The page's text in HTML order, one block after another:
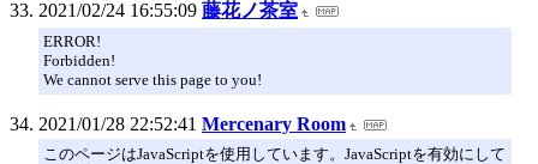
2021/02/24 16:55:09 藤花ノ茶室
ERROR!
Forbidden!
We cannot serve this page to you!
2021/01/28 22:52:41 Mercenary Room
このページはJavaScriptを使用しています。JavaScriptを有効にして